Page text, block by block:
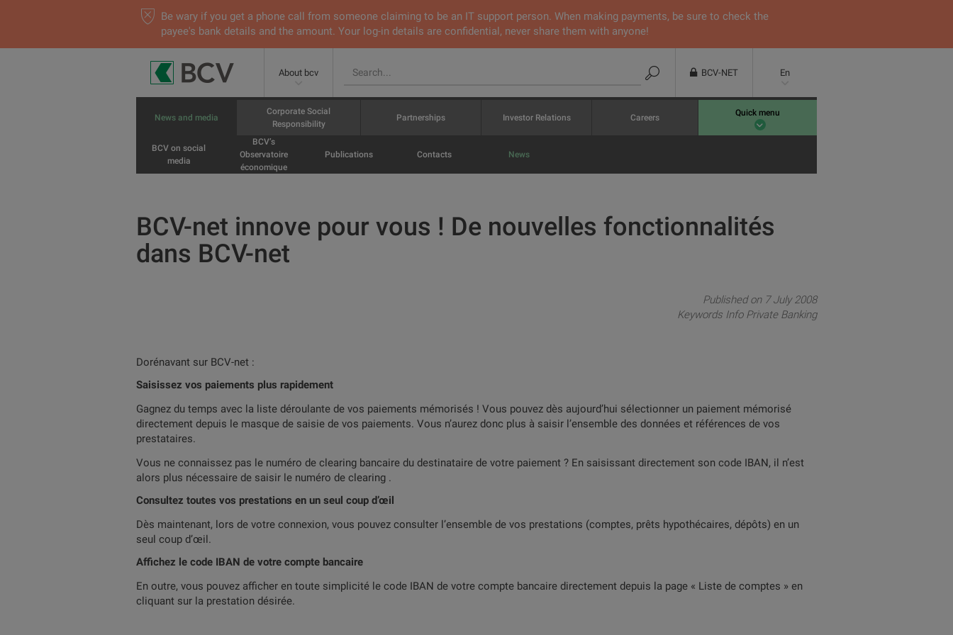
Be wary if you get a phone call from someone claiming to be an IT support person. When making payments, be sure to check the
payee's bank details and the amount. Your log-in details are confidential, never share them with anyone!
About bcv BCV-NET En
News and media
BCV on social
media
BCV’s
Observatoire
économique
Publications Contacts News
Corporate Social
Responsibility
Partnerships Investor Relations Careers Quick menu
BCV-net innove pour vous ! De nouvelles fonctionnalités
dans BCV-net
Published on 7 July 2008
Keywords Info Private Banking
Dorénavant sur BCV-net :
Saisissez vos paiements plus rapidement
Gagnez du temps avec la liste déroulante de vos paiements mémorisés ! Vous pouvez dès aujourd’hui sélectionner un paiement mémorisé
directement depuis le masque de saisie de vos paiements. Vous n’aurez donc plus à saisir l’ensemble des données et références de vos
prestataires.
Vous ne connaissez pas le numéro de clearing bancaire du destinataire de votre paiement ? En saisissant directement son code IBAN, il n’est
alors plus nécessaire de saisir le numéro de clearing .
Consultez toutes vos prestations en un seul coup d’œil
Dès maintenant, lors de votre connexion, vous pouvez consulter l’ensemble de vos prestations (comptes, prêts hypothécaires, dépôts) en un
seul coup d’œil.
Affichez le code IBAN de votre compte bancaire
En outre, vous pouvez afficher en toute simplicité le code IBAN de votre compte bancaire directement depuis la page « Liste de comptes » en
cliquant sur la prestation désirée.